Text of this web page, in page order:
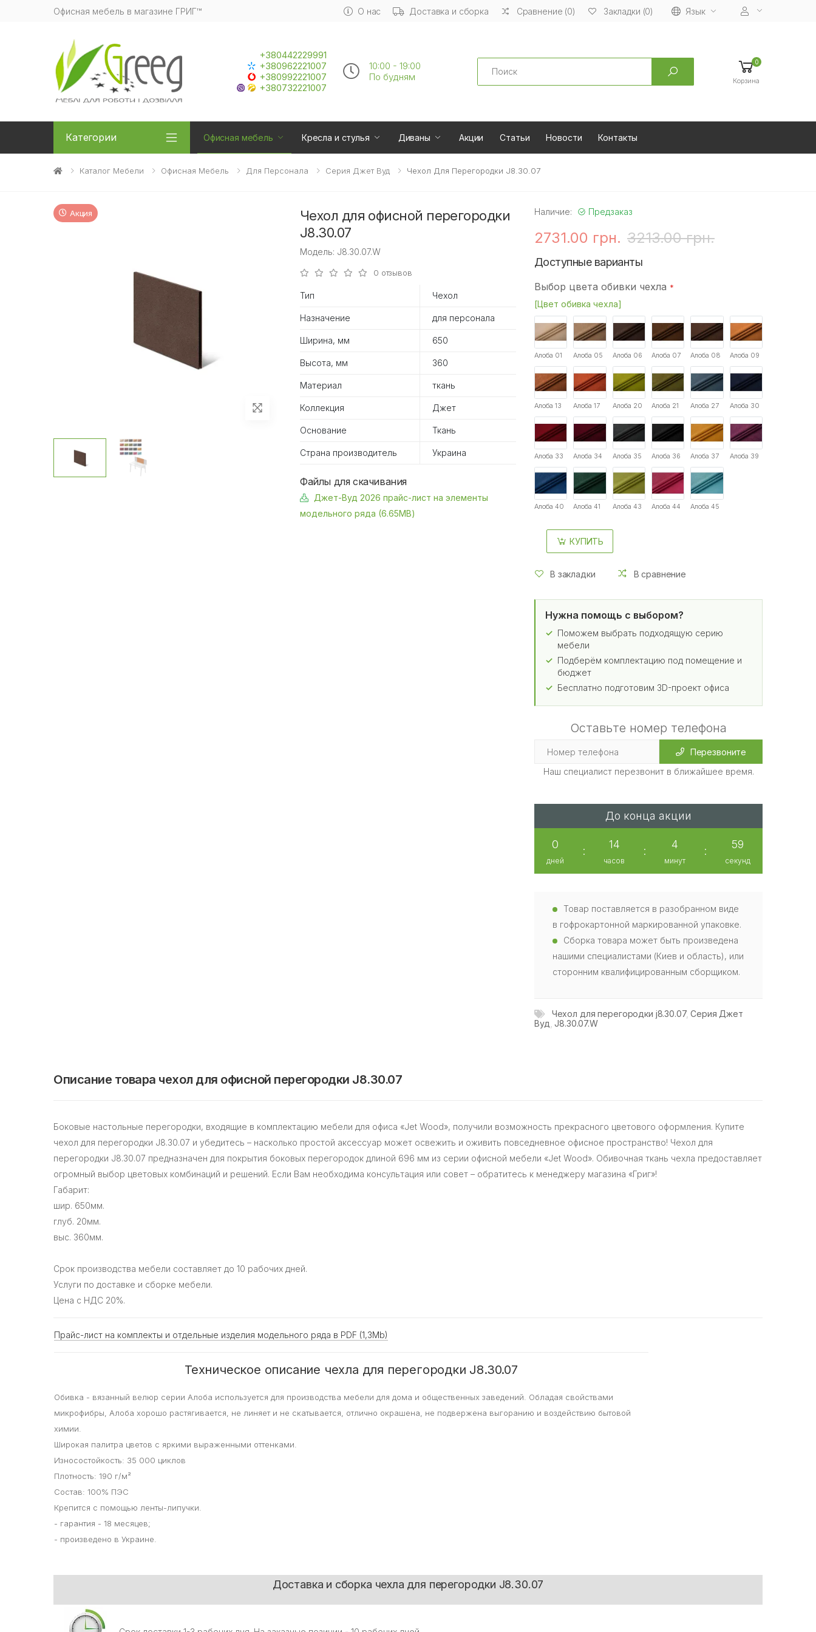
Офисная мебель в магазине ГРИГ™ О нас Доставка и сборка Сравнение (0) Закладки (0) Язык
+380442229991
+380962221007
+380992221007
+380732221007
10:00 - 19:00
По будням
Search 0
Корзина
Категории Офисная мебель Кресла и стулья Диваны Акции Статьи Новости Контакты
Каталог Мебели Офисная Мебель Для Персонала Серия Джет Вуд Чехол Для Перегородки J8.30.07
Акция
Чехол для офисной перегородки
J8.30.07
Модель: J8.30.07.W
0 отзывов
Тип Чехол
Назначение для персонала
Ширина, мм 650
Высота, мм 360
Материал ткань
Коллекция Джет
Основание Ткань
Страна производитель Украина
Файлы для скачивания
Джет-Вуд 2026 прайс-лист на элементы
модельного ряда (6.65MB)
Наличие: Предзаказ
2731.00 грн. 3213.00 грн.
Доступные варианты
Выбор цвета обивки чехла
[Цвет обивка чехла]
Алоба 01 Алоба 05 Алоба 06 Алоба 07 Алоба 08 Алоба 09
Алоба 13 Алоба 17 Алоба 20 Алоба 21 Алоба 27 Алоба 30
Алоба 33 Алоба 34 Алоба 35 Алоба 36 Алоба 37 Алоба 39
Алоба 40 Алоба 41 Алоба 43 Алоба 44 Алоба 45
КУПИТЬ
В закладки В сравнение
Нужна помощь с выбором?
Поможем выбрать подходящую серию
мебели
Подберём комплектацию под помещение и
бюджет
Бесплатно подготовим 3D-проект офиса
Оставьте номер телефона
Перезвоните
Наш специалист перезвонит в ближайшее время.
До конца акции
0
дней
:
14
часов
:
4
минут
:
58
секунд
Товар поставляется в разобранном виде
в гофрокартонной маркированной упаковке.
Сборка товара может быть произведена
нашими специалистами (Киев и область), или
сторонним квалифицированным сборщиком.
Чехол для перегородки j8.30.07,Серия Джет
Вуд ,J8.30.07.W
Описание товара чехол для офисной перегородки J8.30.07
Боковые настольные перегородки, входящие в комплектацию мебели для офиса «Jet Wood», получили возможность прекрасного цветового оформления. Купите
чехол для перегородки J8.30.07 и убедитесь – насколько простой аксессуар может освежить и оживить повседневное офисное пространство! Чехол для
перегородки J8.30.07 предназначен для покрытия боковых перегородок длиной 696 мм из серии офисной мебели «Jet Wood». Обивочная ткань чехла предоставляет
огромный выбор цветовых комбинаций и решений. Если Вам необходима консультация или совет – обратитесь к менеджеру магазина «Григ»!
Габарит:
шир. 650мм.
глуб. 20мм.
выс. 360мм.
Срок производства мебели составляет до 10 рабочих дней.
Услуги по доставке и сборке мебели.
Цена с НДС 20%.
Прайс-лист на комплекты и отдельные изделия модельного ряда в PDF (1,3Mb)
Техническое описание чехла для перегородки J8.30.07
Обивка - вязанный велюр серии Алоба используется для производства мебели для дома и общественных заведений. Обладая свойствами
микрофибры, Алоба хорошо растягивается, не линяет и не скатывается, отлично окрашена, не подвержена выгоранию и воздействию бытовой
химии.
Широкая палитра цветов с яркими выраженными оттенками.
Износостойкость: 35 000 циклов
Плотность: 190 г/м²
Состав: 100% ПЭС
Крепится с помощью ленты-липучки.
- гарантия - 18 месяцев;
- произведено в Украине.
Доставка и сборка чехла для перегородки J8.30.07